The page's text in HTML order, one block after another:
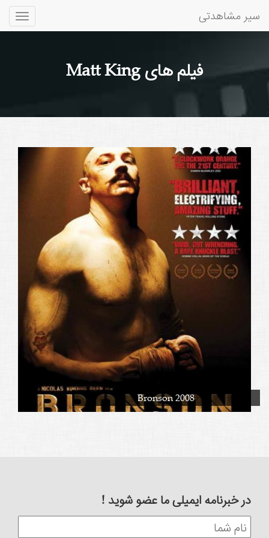
سیر مشاهدتی
فیلم های Matt King
Bronson 2008
در خبرنامه ایمیلی ما عضو شوید !